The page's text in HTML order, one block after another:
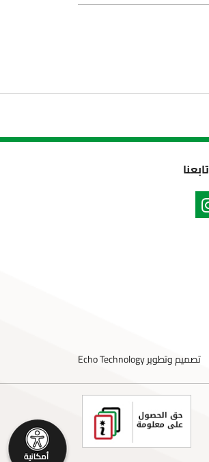
تابعنا
تصميم وتطويرEcho Technology